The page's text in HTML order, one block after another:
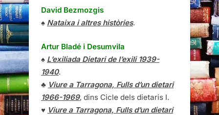
David Bezmozgis
♠ Nataixa i altres històries.
Artur Bladé i Desumvila
♠ L’exiliada Dietari de l’exili 1939-
1940.
♣ Viure a Tarragona, Fulls d’un dietari
1966-1969, dins Cicle dels dietaris I.
♥ Viure a Tarragona, Fulls d’un dietari